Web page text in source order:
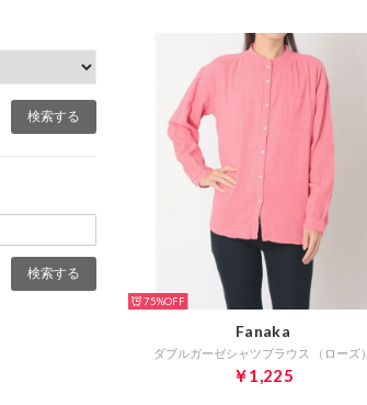
75%
Fanaka
ダブルガーゼシャツブラウス （ローズ）
￥1,225